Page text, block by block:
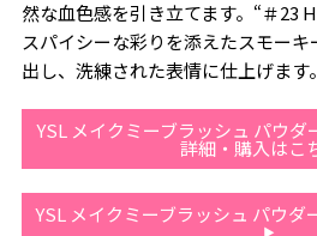
然な血色感を引き立てます。“＃23
スパイシーな彩りを添えたスモー
出し、洗練された表情に仕上げます。
YSL メイクミーブラッシュ パウダ
詳細・購入はこ
YSL メイクミーブラッシュ パウダ